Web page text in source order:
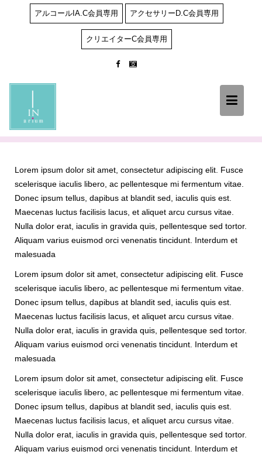
アルコールIA.C会員専用 アクセサリーD.C会員専用
クリエイターC会員専用
Lorem ipsum dolor sit amet, consectetur adipiscing elit. Fusce
scelerisque iaculis libero, ac pellentesque mi fermentum vitae.
Donec ipsum tellus, dapibus at blandit sed, iaculis quis est.
Maecenas luctus facilisis lacus, et aliquet arcu cursus vitae.
Nulla dolor erat, iaculis in gravida quis, pellentesque sed tortor.
Aliquam varius euismod orci venenatis tincidunt. Interdum et
malesuada
Lorem ipsum dolor sit amet, consectetur adipiscing elit. Fusce
scelerisque iaculis libero, ac pellentesque mi fermentum vitae.
Donec ipsum tellus, dapibus at blandit sed, iaculis quis est.
Maecenas luctus facilisis lacus, et aliquet arcu cursus vitae.
Nulla dolor erat, iaculis in gravida quis, pellentesque sed tortor.
Aliquam varius euismod orci venenatis tincidunt. Interdum et
malesuada
Lorem ipsum dolor sit amet, consectetur adipiscing elit. Fusce
scelerisque iaculis libero, ac pellentesque mi fermentum vitae.
Donec ipsum tellus, dapibus at blandit sed, iaculis quis est.
Maecenas luctus facilisis lacus, et aliquet arcu cursus vitae.
Nulla dolor erat, iaculis in gravida quis, pellentesque sed tortor.
Aliquam varius euismod orci venenatis tincidunt. Interdum et